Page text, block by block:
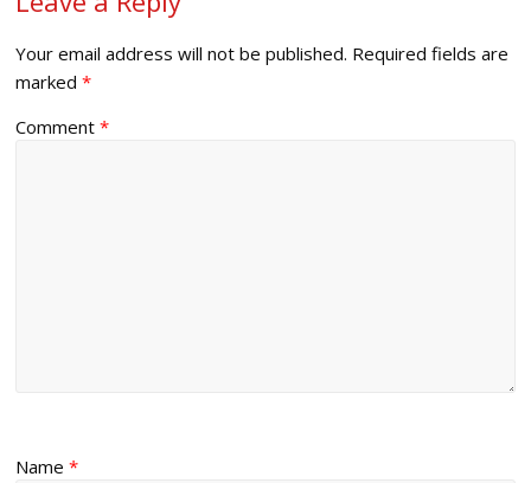
Your email address will not be published. Required fields are
marked*
Comment*
Name*